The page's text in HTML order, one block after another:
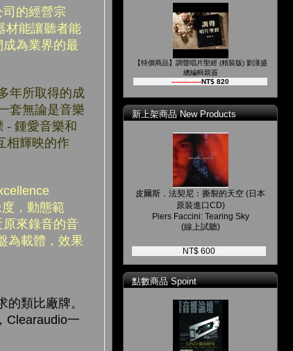
的經營宗
材能讓聽者能
為業界的最
年所取得的成
套無論是音樂
- 鍾愛音樂和
相輝映的作
，動態範
來錄音的音
為載體，效果
類比廠牌。
Clearaudio一
【特價商品】調聲唱片聖經 (精裝版) 劉漢盛
總編輯親簽
NT$ 890NT$ 820
新上架商品 New Products
皮爾斯．法契尼：撕裂的天空 (日本
原裝進口CD)
Piers Faccini: Tearing Sky
(線上試聽)
NT$ 600
點數商品 Spoint